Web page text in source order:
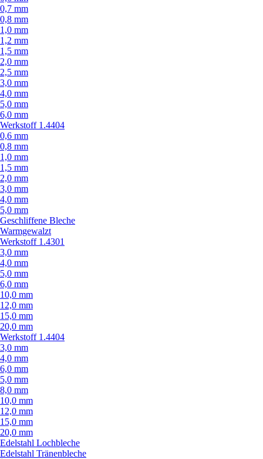
0,7 mm
0,8 mm
1,0 mm
1,2 mm
1,5 mm
2,0 mm
2,5 mm
3,0 mm
4,0 mm
5,0 mm
6,0 mm
Werkstoff 1.4404
0,6 mm
0,8 mm
1,0 mm
1,5 mm
2,0 mm
3,0 mm
4,0 mm
5,0 mm
Geschliffene Bleche
Warmgewalzt
Werkstoff 1.4301
3,0 mm
4,0 mm
5,0 mm
6,0 mm
10,0 mm
12,0 mm
15,0 mm
20,0 mm
Werkstoff 1.4404
3,0 mm
4,0 mm
6,0 mm
5,0 mm
8,0 mm
10,0 mm
12,0 mm
15,0 mm
20,0 mm
Edelstahl Lochbleche
Edelstahl Tränenbleche